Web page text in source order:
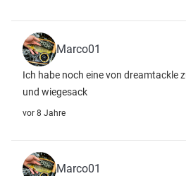
Marco01
Ich habe noch eine von dreamtackle
und wiegesack
vor 8 Jahre
Marco01